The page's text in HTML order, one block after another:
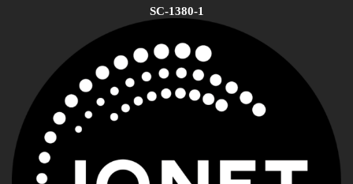
SC-1380-1